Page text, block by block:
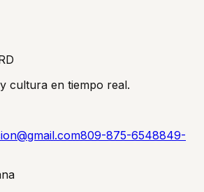
cultura en tiempo real.
809-875-6548849-